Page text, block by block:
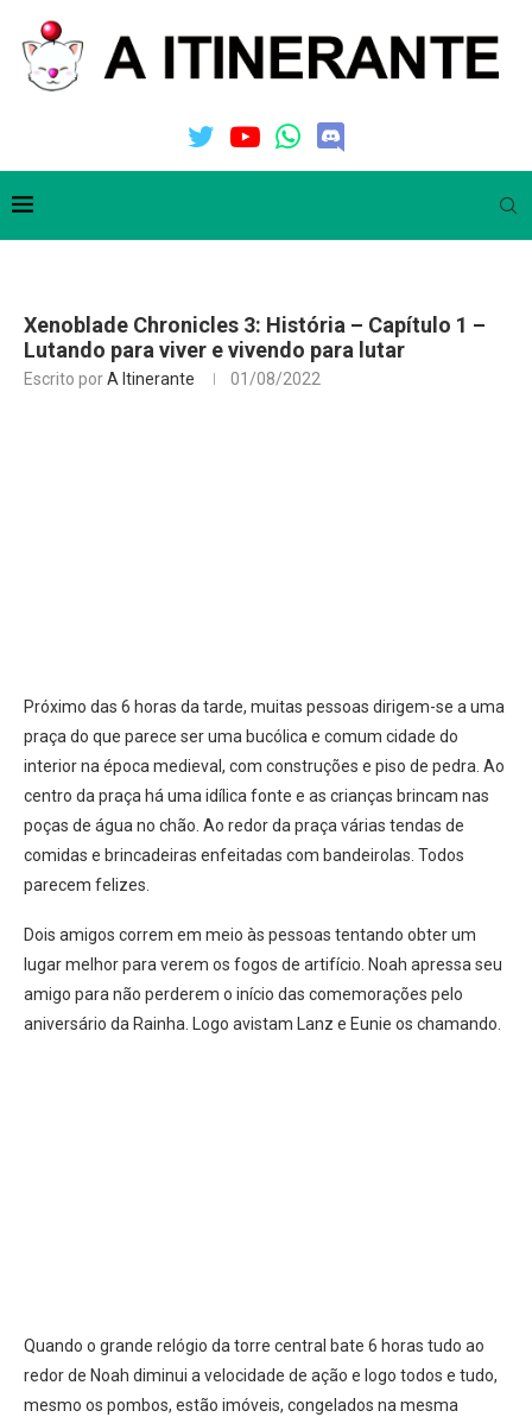
Xenoblade Chronicles 3: História – Capítulo 1 –
Lutando para viver e vivendo para lutar
Escrito porA Itinerante 01/08/2022
Próximo das 6 horas da tarde, muitas pessoas dirigem-se a uma
praça do que parece ser uma bucólica e comum cidade do
interior na época medieval, com construções e piso de pedra. Ao
centro da praça há uma idílica fonte e as crianças brincam nas
poças de água no chão. Ao redor da praça várias tendas de
comidas e brincadeiras enfeitadas com bandeirolas. Todos
parecem felizes.
Dois amigos correm em meio às pessoas tentando obter um
lugar melhor para verem os fogos de artifício. Noah apressa seu
amigo para não perderem o início das comemorações pelo
aniversário da Rainha. Logo avistam Lanz e Eunie os chamando.
Quando o grande relógio da torre central bate 6 horas tudo ao
redor de Noah diminui a velocidade de ação e logo todos e tudo,
mesmo os pombos, estão imóveis, congelados na mesma